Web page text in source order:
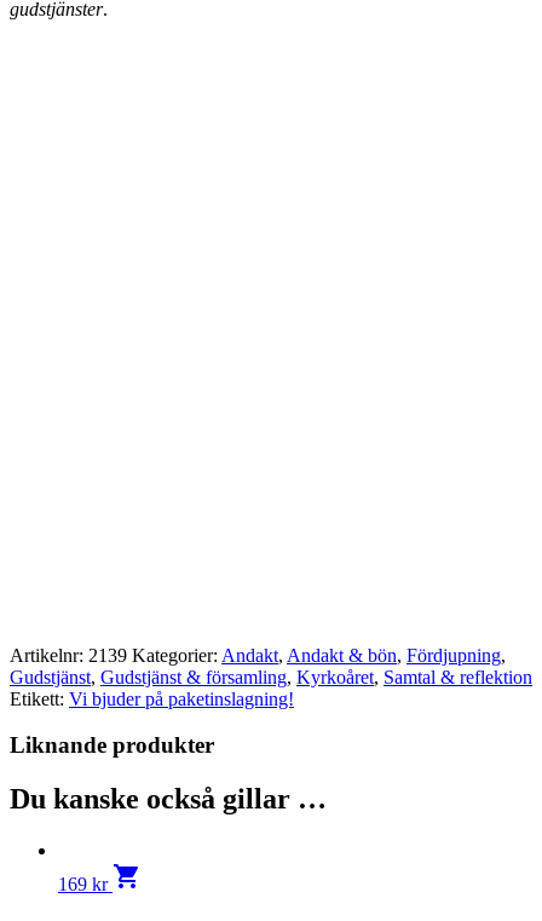
gudstjänster.
Artikelnr: 2139 Kategorier: Andakt, Andakt & bön, Fördjupning,
Gudstjänst, Gudstjänst & församling, Kyrkoåret, Samtal & reflektion
Etikett: Vi bjuder på paketinslagning!
Liknande produkter
Du kanske också gillar …
169 kr shopping_cart